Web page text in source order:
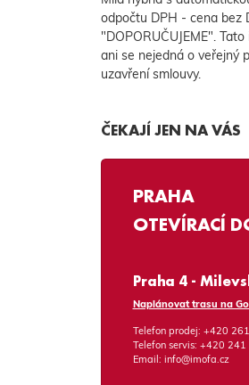
odpočtu DPH - cena bez
"DOPORUČUJEME".
ani se nejedná o veřejný
uzavření smlouvy.
ČEKAJÍ JEN NA VÁS
PRAHA
OTEVÍRACÍ
Praha 4 -
Naplánovat trasu na
Telefon prodej: +420
Telefon servis: +420 241
Email: info@imofa.cz